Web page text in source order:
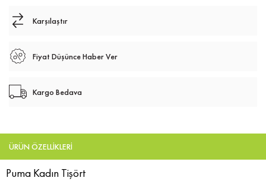
Karşılaştır
Fiyat Düşünce Haber Ver
Kargo Bedava
ÜRÜN ÖZELLIKLERI
Puma Kadın Tişört